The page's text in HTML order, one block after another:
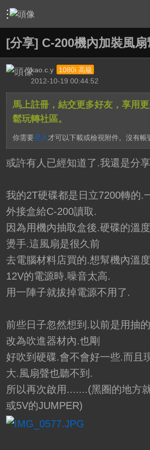
› 軟硬體相關技術 › 高畫質多媒體播放
[分享] C-200機內加裝風
kao.c.y
1080i 高級
2012-10-19 00:44:52
馬上註冊，結交更多好友，享用
鬆玩轉社區。
你需要登入 才可以下載或檢視附件。沒有帳
或許有人已經知道了.我還是分
我的2T硬碟都是日立7200轉的.
外接盒給C-200讀取.
因為用機內抽取盒後.硬碟的溫
燙手.這風扇是很久前
去電腦材料店買的.想幫機內溫
12V的電源時.噪音太高.
用一陣子就拔掉電源不用了.
前些日子忽然想到.以前是用抽
改為吹進器材內.也剛
好吹到硬碟.會不會好一些.而且
大.風扇聲也聽不到.
所以再次啟用.......(黑圈的地方
或5V的JUMPER)